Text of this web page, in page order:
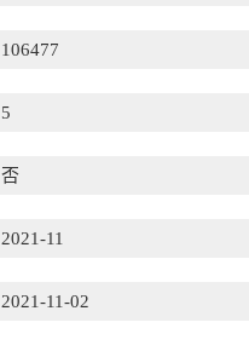
106477
5
否
2021-11
2021-11-02